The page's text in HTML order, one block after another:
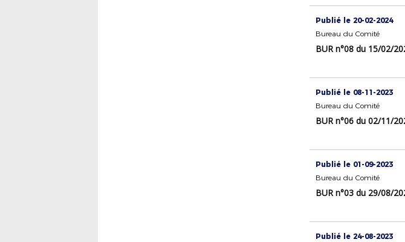
Publié le 20-02-2024
Bureau du Comité
BUR n°08 du 15/02/
Publié le 08-11-2023
Bureau du Comité
BUR n°06 du 02/11/
Publié le 01-09-2023
Bureau du Comité
BUR n°03 du 29/08/
Publié le 24-08-2023